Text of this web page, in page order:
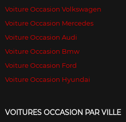
Voiture Occasion Volkswagen
Voiture Occasion Mercedes
Voiture Occasion Audi
Voiture Occasion Bmw
Voiture Occasion Ford
Voiture Occasion Hyundai
VOITURES OCCASION PAR VILLE